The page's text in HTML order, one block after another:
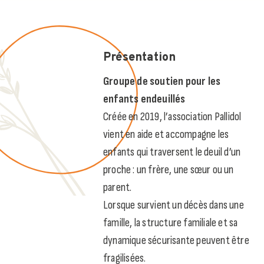
Présentation
Groupe de soutien pour les
enfants endeuillés
Créée en 2019, l’association Pallidol
vient en aide et accompagne les
enfants qui traversent le deuil d’un
proche : un frère, une sœur ou un
parent.
Lorsque survient un décès dans une
famille, la structure familiale et sa
dynamique sécurisante peuvent être
fragilisées.